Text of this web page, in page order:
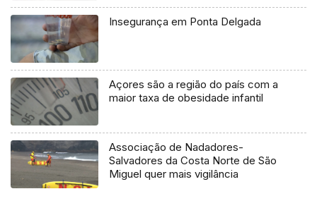
Insegurança em Ponta Delgada
Açores são a região do país com a
maior taxa de obesidade infantil
Associação de Nadadores-
Salvadores da Costa Norte de São
Miguel quer mais vigilância